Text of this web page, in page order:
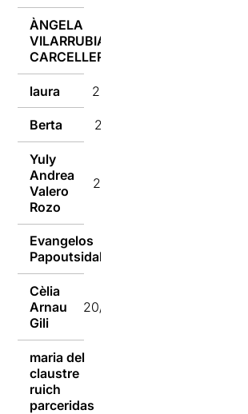
ÀNGELA
VILARRUBIAS
CARCELLER
laura 20/12/2016
Berta 20/12/2016
Yuly
Andrea
Valero
Rozo
20/12/2016
Evangelos
Papoutsidakis
Cèlia
Arnau
Gili
20/12/2016
maria del
claustre
ruich
parceridas